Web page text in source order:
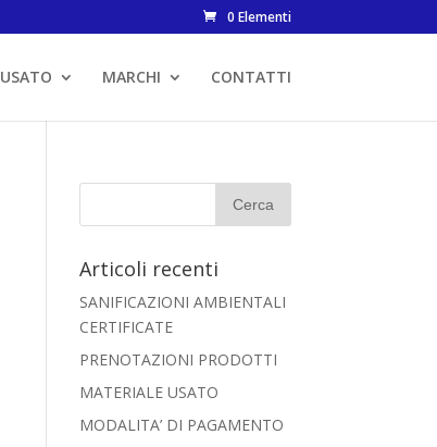
0 Elementi
USATO MARCHI CONTATTI
Articoli recenti
SANIFICAZIONI AMBIENTALI
CERTIFICATE
PRENOTAZIONI PRODOTTI
MATERIALE USATO
MODALITA’ DI PAGAMENTO